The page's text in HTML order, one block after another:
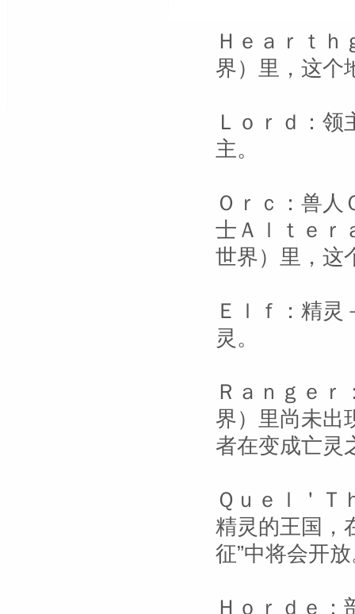
Ｈｅａｒｔ
界）里，这个
Ｌｏｒｄ：
主。
Ｏｒｃ：兽人
士Ａｌｔｅｒ
世界）里，这
Ｅｌｆ：精
灵。
Ｒａｎｇｅｒ
界）里尚未出
者在变成亡灵
Ｑｕｅｌ＇Ｔ
精灵的王国，
征”中将会开
Ｈｏｒｄｅ